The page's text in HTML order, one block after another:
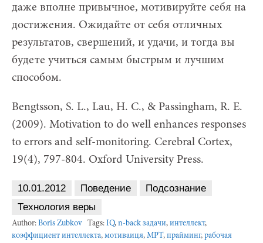
даже вполне привычное, мотивируйте себя на
достижения. Ожидайте от себя отличных
результатов, свершений, и удачи, и тогда вы
будете учиться самым быстрым и лучшим
способом.
Bengtsson, S. L., Lau, H. C., & Passingham, R. E.
(2009). Motivation to do well enhances responses
to errors and self-monitoring. Cerebral Cortex,
19(4), 797-804. Oxford University Press.
10.01.2012 Поведение
Подсознание
Технология веры
Author: Boris Zubkov Tags: IQ, n-back задачи, интеллект,
коэффициент интеллекта, мотиваиця, МРТ, прайминг, рабочая